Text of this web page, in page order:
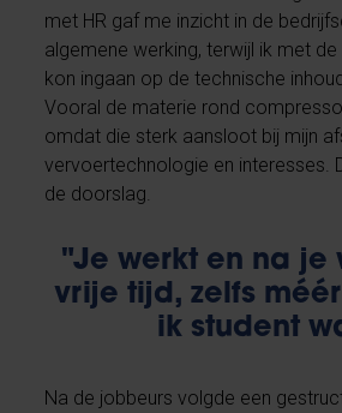
met HR gaf me inzicht in de
algemene werking, terwijl ik met
kon ingaan op de technische
Vooral de materie rond
omdat die sterk aansloot bij mijn
vervoertechnologie en interesses.
de doorslag.
"Je werkt en na je
vrije tijd, zelfs
ik student
Na de jobbeurs volgde een